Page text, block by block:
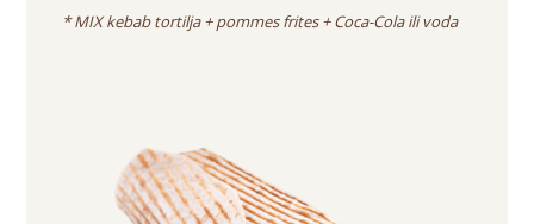
* MIX kebab tortilja + pommes frites + Coca-Cola ili voda